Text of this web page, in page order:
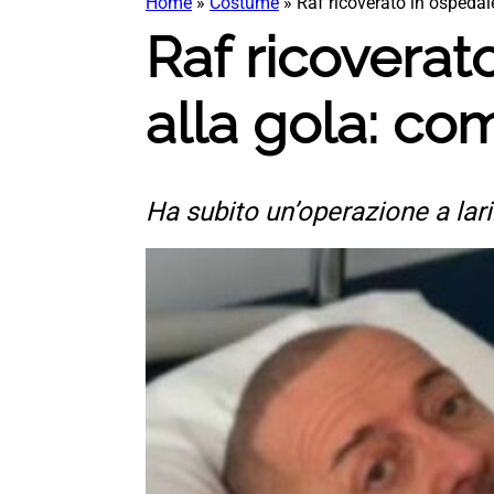
Raf
alla gola:
Ha subito un’operazione a